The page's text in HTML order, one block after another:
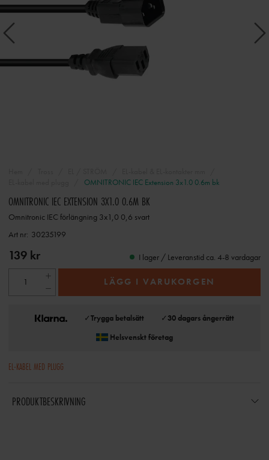
OMNITRONIC IEC Extension 3x1.0 0.6m bk
OMNITRONIC IEC EXTENSION 3X1.0 0.6M BK
Omnitronic IEC förlängning 3x1,0 0,6 svart
Art nr: 30235199
139 kr I lager / Leveranstid ca. 4-8 vardagar
LÄGG I VARUKORGEN
✓Trygga betalsätt ✓30 dagars ångerrätt
Helsvenskt företag
EL-KABEL MED PLUGG
PRODUKTBESKRIVNING